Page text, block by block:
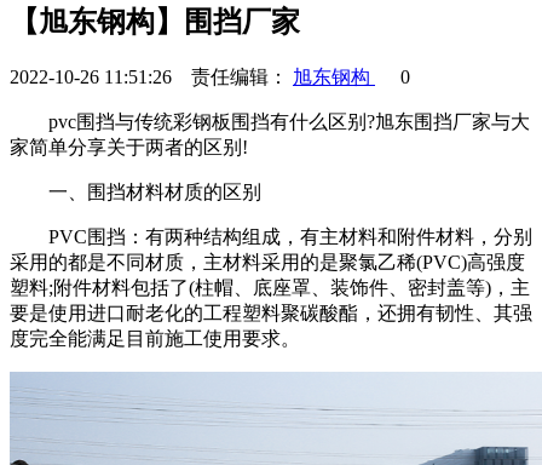
【旭东钢构】围挡厂家
2022-10-26 11:51:26 责任编辑： 旭东钢构 0
pvc围挡与传统彩钢板围挡有什么区别?旭东围挡厂家与大
家简单分享关于两者的区别!
一、围挡材料材质的区别
PVC围挡：有两种结构组成，有主材料和附件材料，分别
采用的都是不同材质，主材料采用的是聚氯乙稀(PVC)高强度
塑料;附件材料包括了(柱帽、底座罩、装饰件、密封盖等)，主
要是使用进口耐老化的工程塑料聚碳酸酯，还拥有韧性、其强
度完全能满足目前施工使用要求。